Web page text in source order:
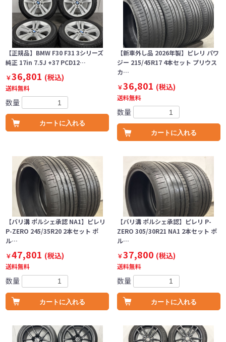
【正規品】BMW F30 F31 3シリーズ
純正 17in 7.5J +37 PCD12…
￥36,801 (税込)
送料無料
数量
カートに入れる
【新車外し品 2026年製】ピレリ パワ
ジー 215/45R17 4本セット プリウス
カ…
￥36,801 (税込)
送料無料
数量
カートに入れる
【バリ溝 ポルシェ承認 NA1】ピレリ
P-ZERO 245/35R20 2本セット ポ
ル…
￥47,801 (税込)
送料無料
数量
カートに入れる
【バリ溝 ポルシェ承認】ピレリ P-
ZERO 305/30R21 NA1 2本セット ポ
ル…
￥37,800 (税込)
送料無料
数量
カートに入れる